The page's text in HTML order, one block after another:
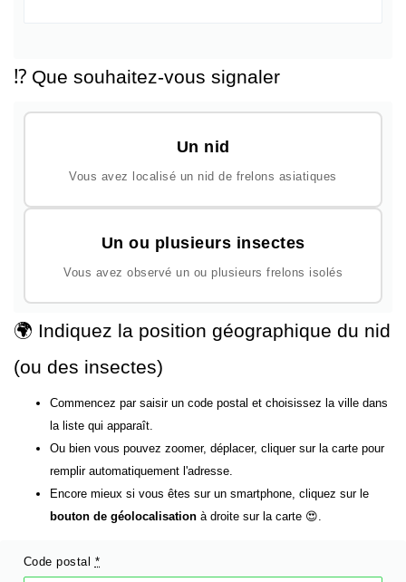
⁉️ Que souhaitez-vous signaler
Un nid
Vous avez localisé un nid de frelons asiatiques
Un ou plusieurs insectes
Vous avez observé un ou plusieurs frelons isolés
🌍 Indiquez la position géographique du nid
(ou des insectes)
Commencez par saisir un code postal et choisissez la ville dans
la liste qui apparaît.
Ou bien vous pouvez zoomer, déplacer, cliquer sur la carte pour
remplir automatiquement l'adresse.
Encore mieux si vous êtes sur un smartphone, cliquez sur le
bouton de géolocalisation à droite sur la carte 😍.
Code postal *